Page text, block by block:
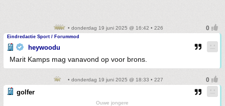
• donderdag 19 juni 2025 @ 16:42 • 226
Eindredactie Sport / Forummod
heywoodu
Marit Kamps mag vanavond op voor brons.
• donderdag 19 juni 2025 @ 18:33 • 227
golfer
Ouwe jongere